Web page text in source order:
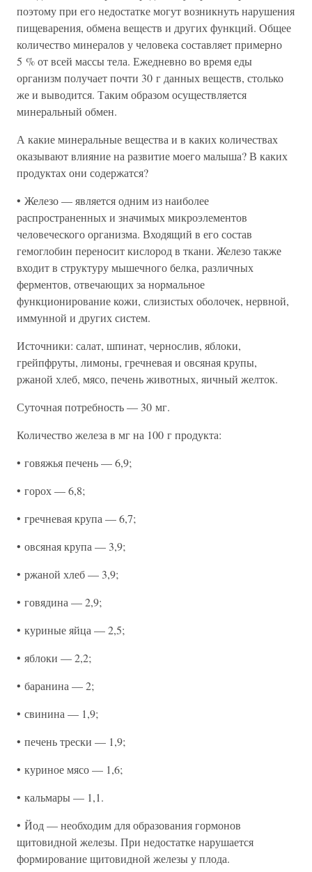
поэтому при его недостатке могут возникнуть нарушения
пищеварения, обмена веществ и других функций. Общее
количество минералов у человека составляет примерно
5 % от всей массы тела. Ежедневно во время еды
организм получает почти 30 г данных веществ, столько
же и выводится. Таким образом осуществляется
минеральный обмен.
А какие минеральные вещества и в каких количествах
оказывают влияние на развитие моего малыша? В каких
продуктах они содержатся?
• Железо — является одним из наиболее
распространенных и значимых микроэлементов
человеческого организма. Входящий в его состав
гемоглобин переносит кислород в ткани. Железо также
входит в структуру мышечного белка, различных
ферментов, отвечающих за нормальное
функционирование кожи, слизистых оболочек, нервной,
иммунной и других систем.
Источники: салат, шпинат, чернослив, яблоки,
грейпфруты, лимоны, гречневая и овсяная крупы,
ржаной хлеб, мясо, печень животных, яичный желток.
Суточная потребность — 30 мг.
Количество железа в мг на 100 г продукта:
• говяжья печень — 6,9;
• горох — 6,8;
• гречневая крупа — 6,7;
• овсяная крупа — 3,9;
• ржаной хлеб — 3,9;
• говядина — 2,9;
• куриные яйца — 2,5;
• яблоки — 2,2;
• баранина — 2;
• свинина — 1,9;
• печень трески — 1,9;
• куриное мясо — 1,6;
• кальмары — 1,1.
• Йод — необходим для образования гормонов
щитовидной железы. При недостатке нарушается
формирование щитовидной железы у плода.